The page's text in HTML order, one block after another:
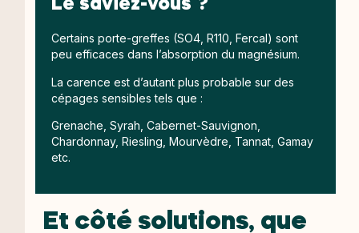
Le saviez-vous ?
Certains porte-greffes (SO4, R110, Fercal) sont
peu efficaces dans l’absorption du magnésium.
La carence est d’autant plus probable sur des
cépages sensibles tels que :
Grenache, Syrah, Cabernet-Sauvignon,
Chardonnay, Riesling, Mourvèdre, Tannat, Gamay
etc.
Et côté solutions, que